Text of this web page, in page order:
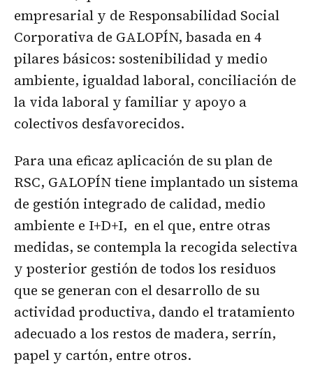
empresarial y de Responsabilidad Social
Corporativa de GALOPÍN, basada en 4
pilares básicos: sostenibilidad y medio
ambiente, igualdad laboral, conciliación de
la vida laboral y familiar y apoyo a
colectivos desfavorecidos.
Para una eficaz aplicación de su plan de
RSC, GALOPÍN tiene implantado un sistema
de gestión integrado de calidad, medio
ambiente e I+D+I, en el que, entre otras
medidas, se contempla la recogida selectiva
y posterior gestión de todos los residuos
que se generan con el desarrollo de su
actividad productiva, dando el tratamiento
adecuado a los restos de madera, serrín,
papel y cartón, entre otros.